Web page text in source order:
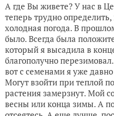
А где Вы живете? У нас в
теперь трудно
холодная погода. В
было. Всегда была
который я высадила в
благополучно
вот с семенами я уже
Могут взойти при теплой
растения замерзнут. Мой
весны или конца зимы. А